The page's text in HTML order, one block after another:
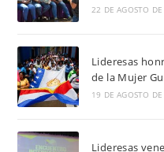
22 DE AGOSTO
Lideresas
de la Mujer
19 DE AGOSTO
Lideresas